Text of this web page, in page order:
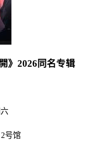
》2026同名专辑
号馆